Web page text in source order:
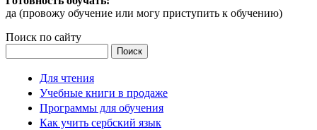
да (провожу обучение или могу приступить к обучению)
Поиск по сайту
Для чтения
Учебные книги в продаже
Программы для обучения
Как учить сербский язык